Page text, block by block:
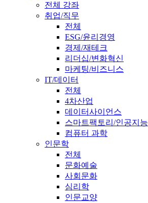
전체 강좌
취업/직무
전체
ESG/윤리경영
경제/재테크
리더십/변화혁신
마케팅/비즈니스
IT/데이터
전체
4차산업
데이터사이언스
스마트팩토리/인공지능
컴퓨터 과학
인문학
전체
문화예술
사회문화
심리학
인문교양